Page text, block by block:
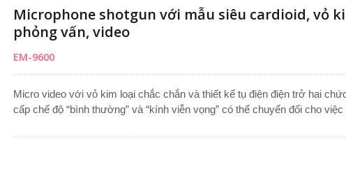
Microphone shotgun với mẫu siêu cardioid, vỏ
phỏng vấn, video
EM-9600
Micro video với vỏ kim loại chắc chắn và thiết kế tụ điện điện trở hai
cấp chế độ “bình thường” và “kính viễn vọng” có thể chuyển đổi cho
ràng, tập trung cho phỏng vấn, sử dụng trên sân khấu, phát sóng ngoài